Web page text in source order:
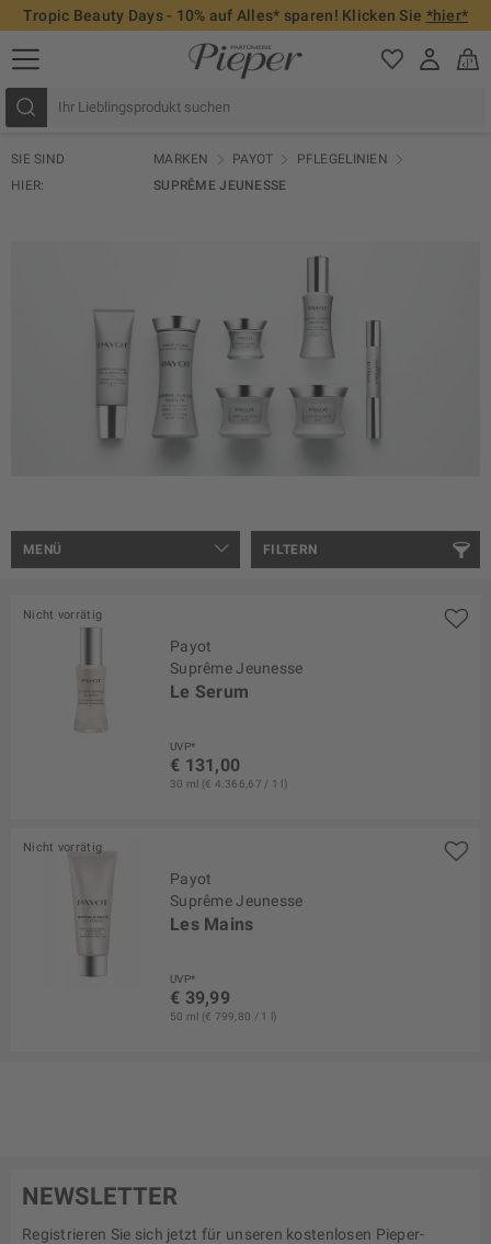
Tropic Beauty Days - 10% auf Alles* sparen! Klicken Sie *hier*
SIE SIND
HIER:
MARKEN PAYOT
PFLEGELINIEN
SUPRÊME JEUNESSE
FILTERN
MENÜ
Nicht vorrätig
Payot
Suprême Jeunesse
Le Serum
UVP*
€ 131,00
30 ml (€ 4.366,67 / 1 l)
Nicht vorrätig
Payot
Suprême Jeunesse
Les Mains
UVP*
€ 39,99
50 ml (€ 799,80 / 1 l)
NEWSLETTER
Registrieren Sie sich jetzt für unseren kostenlosen Pieper-